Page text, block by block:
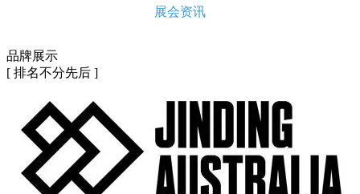
展会资讯
品牌展示
[ 排名不分先后 ]